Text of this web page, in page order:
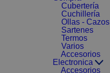
Cubertería
Cuchillería
Ollas - Cazos
Sartenes
Termos
Varios
Accesorios
Electronica
Accesorios